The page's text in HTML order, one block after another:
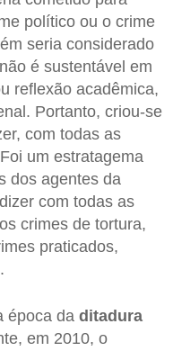
político ou o crime
seria considerado
é sustentável em
reflexão acadêmica,
Portanto, criou-se
com todas as
um estratagema
dos agentes da
com todas as
crimes de tortura,
praticados,
época da ditadura
em 2010, o